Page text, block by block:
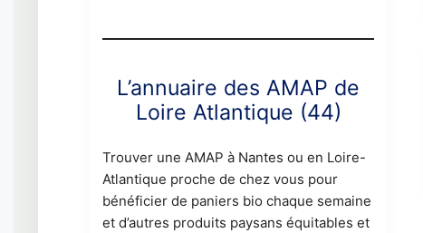
L’annuaire des AMAP de
Loire Atlantique (44)
Trouver une AMAP à Nantes ou en Loire-
Atlantique proche de chez vous pour
bénéficier de paniers bio chaque semaine
et d’autres produits paysans équitables et